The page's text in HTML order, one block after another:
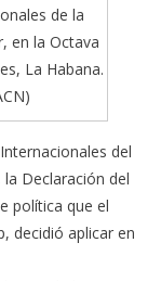
de la
en la Octava
La Habana.
del
Declaración del
política que el
decidió aplicar en